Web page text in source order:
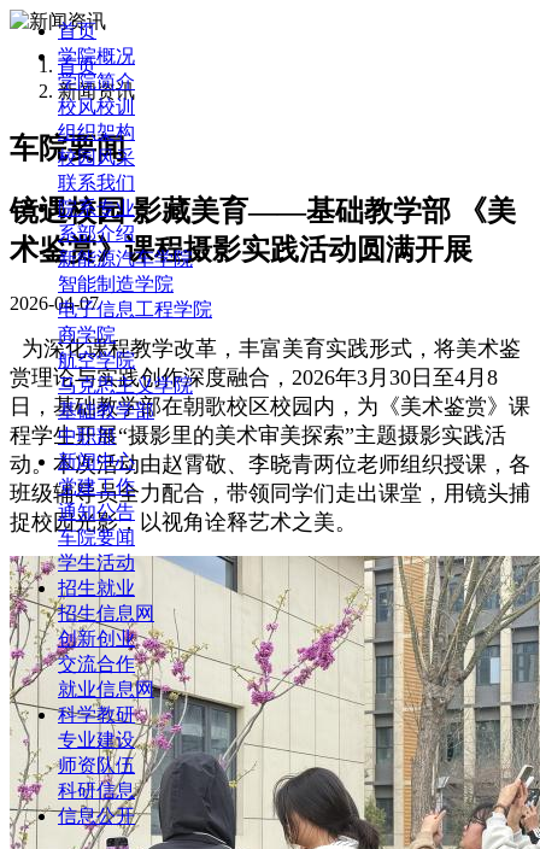
首页
学院概况
学院简介
校风校训
组织架构
校园风采
联系我们
院系专业
系部介绍
新能源汽车学院
智能制造学院
电子信息工程学院
商学院
航空学院
马克思主义学院
基础教学部
中职部
新闻中心
党建工作
通知公告
车院要闻
学生活动
招生就业
招生信息网
创新创业
交流合作
就业信息网
科学教研
专业建设
师资队伍
科研信息
信息公开
首页
新闻资讯
车院要闻
镜遇校园 影藏美育——基础教学部 《美
术鉴赏》课程摄影实践活动圆满开展
2026-04-07
为深化课程教学改革，丰富美育实践形式，将美术鉴
赏理论与实践创作深度融合，2026年3月30日至4月8
日，基础教学部在朝歌校区校园内，为《美术鉴赏》课
程学生开展“摄影里的美术审美探索”主题摄影实践活
动。本次活动由赵霄敬、李晓青两位老师组织授课，各
班级辅导员全力配合，带领同学们走出课堂，用镜头捕
捉校园光影，以视角诠释艺术之美。